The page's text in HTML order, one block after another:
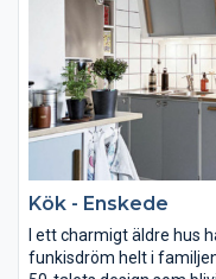
Kök - Enskede
I ett charmigt äldre hus
funkisdröm helt i